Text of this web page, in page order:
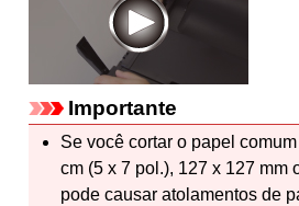
Importante
Se você cortar o papel
cm (5 x 7 pol.), 127 x 127 mm
pode causar atolamentos de